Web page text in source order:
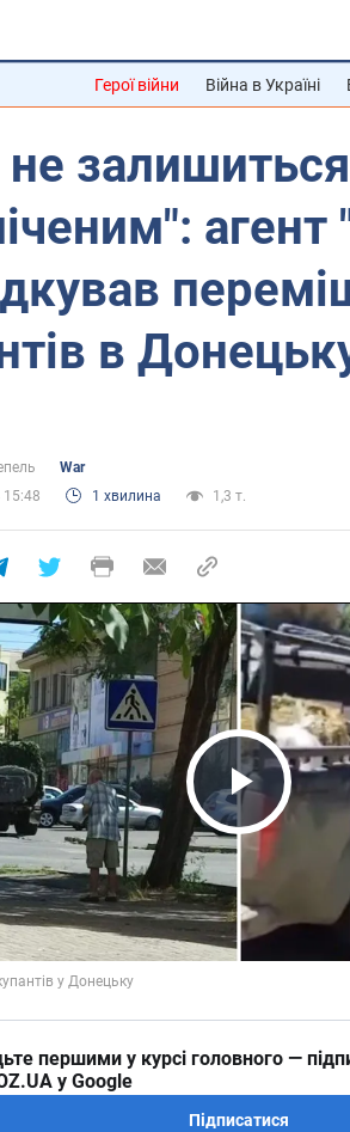
Герої війни Війна в Україні
не залишиться
агент
в
War
1 хвилина 1,3 т.
Play
першими у курсі головного —
у Google
Підписатися